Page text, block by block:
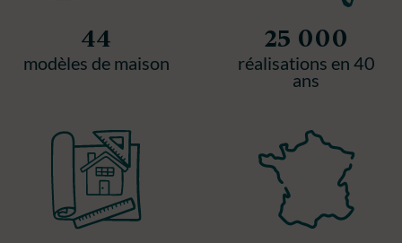
44
modèles de maison
25 000
réalisations en 40
ans